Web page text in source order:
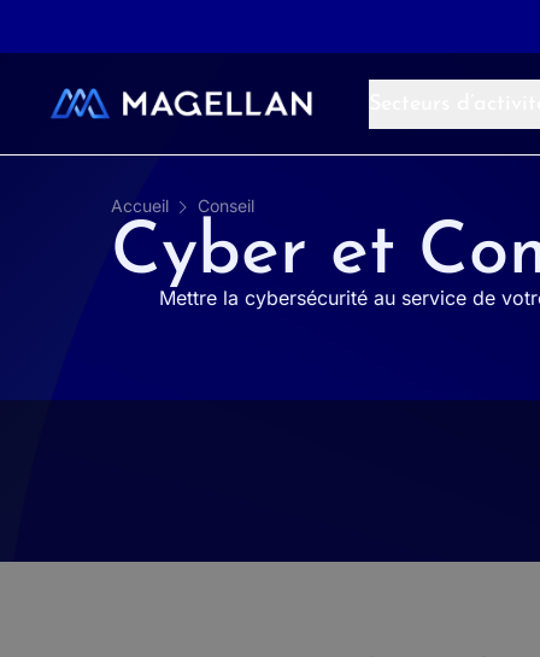
Accueil Conseil
Cyber et
Mettre la cybersécurité au service de